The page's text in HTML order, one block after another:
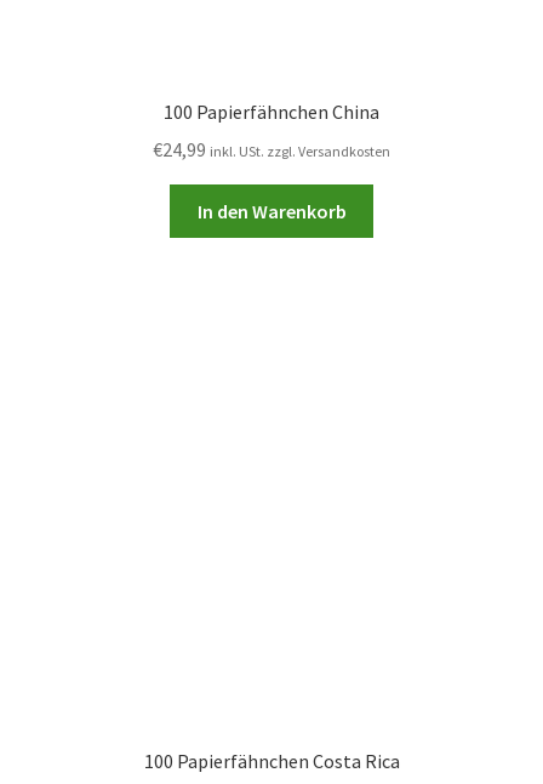
100 Papierfähnchen China
€24,99 inkl. USt. zzgl. Versandkosten
In den Warenkorb
100 Papierfähnchen Costa Rica